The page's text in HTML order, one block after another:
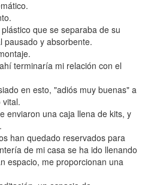
que se separaba de su
pausado y absorbente.
terminaría mi relación con el
en esto, "adiós muy buenas" a
vital.
enviaron una caja llena de kits, y
han quedado reservados para
de mi casa se ha ido llenando
espacio, me proporcionan una